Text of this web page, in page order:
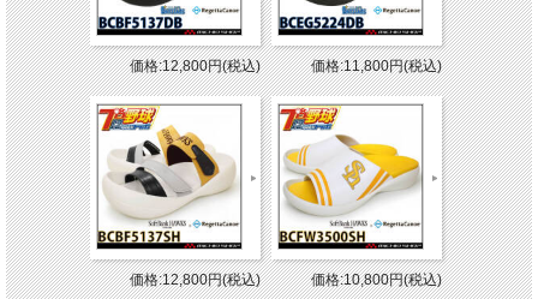
価格:12,800円(税込) 価格:11,800円(税込)
価格:12,800円(税込) 価格:10,800円(税込)